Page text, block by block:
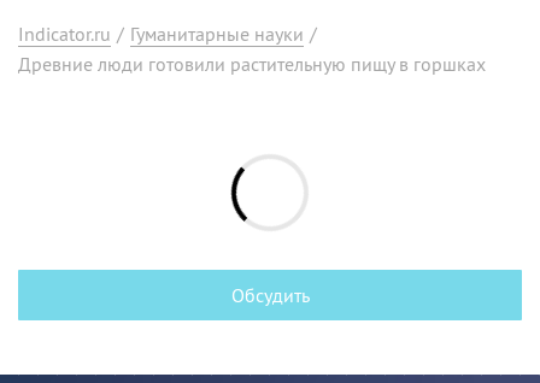
Indicator.ru / Гуманитарные науки /
Древние люди готовили растительную пищу в горшках
Обсудить